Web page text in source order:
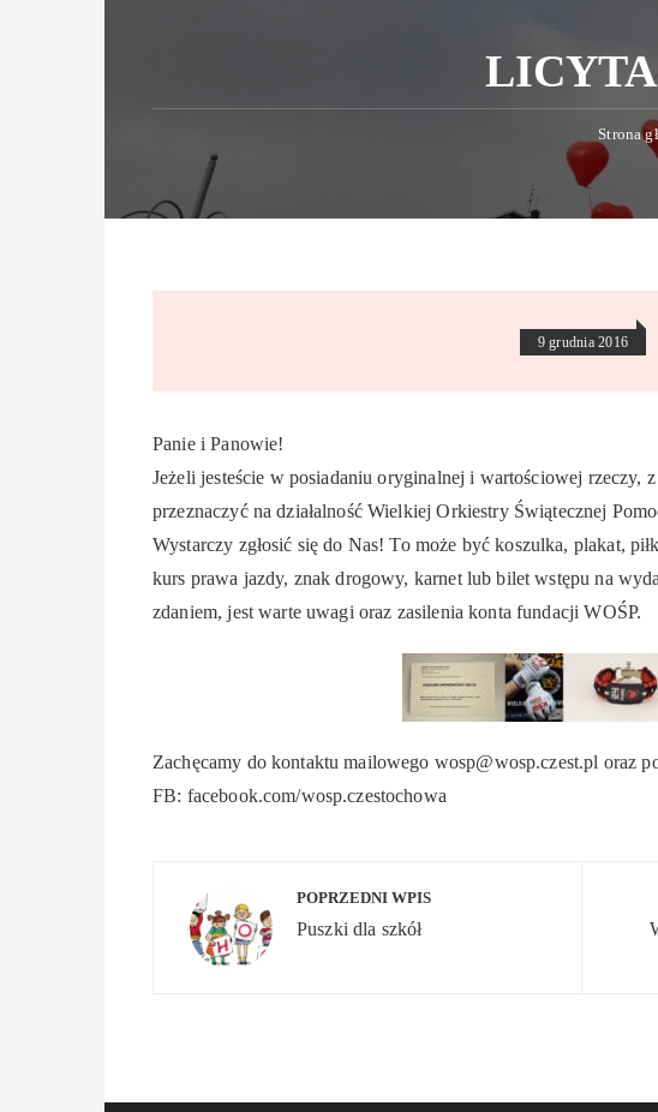
Strona
9 grudnia 2016
Panie i Panowie!
Jeżeli jesteście w posiadaniu oryginalnej i wartościowej rzeczy,
przeznaczyć na działalność Wielkiej Orkiestry Świątecznej
Wystarczy zgłosić się do Nas! To może być koszulka, plakat,
kurs prawa jazdy, znak drogowy, karnet lub bilet wstępu na
zdaniem, jest warte uwagi oraz zasilenia konta fundacji WOŚP.
Zachęcamy do kontaktu mailowego wosp@wosp.czest.pl oraz
FB: facebook.com/wosp.czestochowa
Nawigacja
wpisu
POPRZEDNI WPIS
Puszki dla szkół